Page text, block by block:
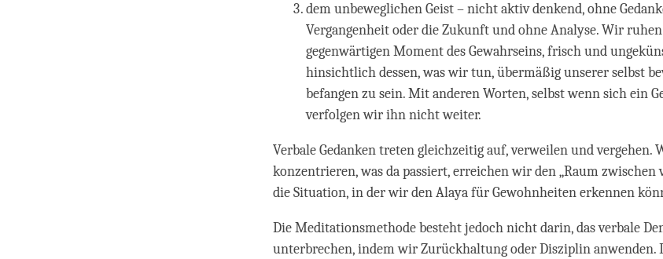
dem unbeweglichen Geist – nicht aktiv denkend, ohne
Vergangenheit oder die Zukunft und ohne Analyse. Wir
gegenwärtigen Moment des Gewahrseins, frisch und
hinsichtlich dessen, was wir tun, übermäßig unserer selbst
befangen zu sein. Mit anderen Worten, selbst wenn sich ein
verfolgen wir ihn nicht weiter.
Verbale Gedanken treten gleichzeitig auf, verweilen und vergehen.
konzentrieren, was da passiert, erreichen wir den „Raum zwischen
die Situation, in der wir den Alaya für Gewohnheiten erkennen
Die Meditationsmethode besteht jedoch nicht darin, das verbale
unterbrechen, indem wir Zurückhaltung oder Disziplin anwenden.